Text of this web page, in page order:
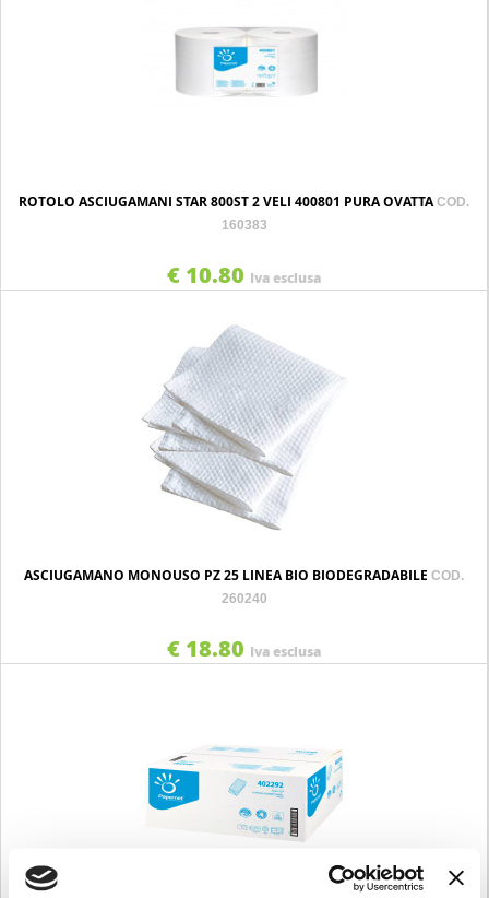
ROTOLO ASCIUGAMANI STAR 800ST 2 VELI 400801 PURA OVATTACOD.
160383
€ 10.80 Iva esclusa
ASCIUGAMANO MONOUSO PZ 25 LINEA BIO BIODEGRADABILE COD.
260240
€ 18.80 Iva esclusa